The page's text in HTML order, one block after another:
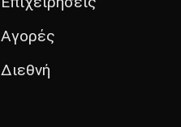
Αγορές
Διεθνή